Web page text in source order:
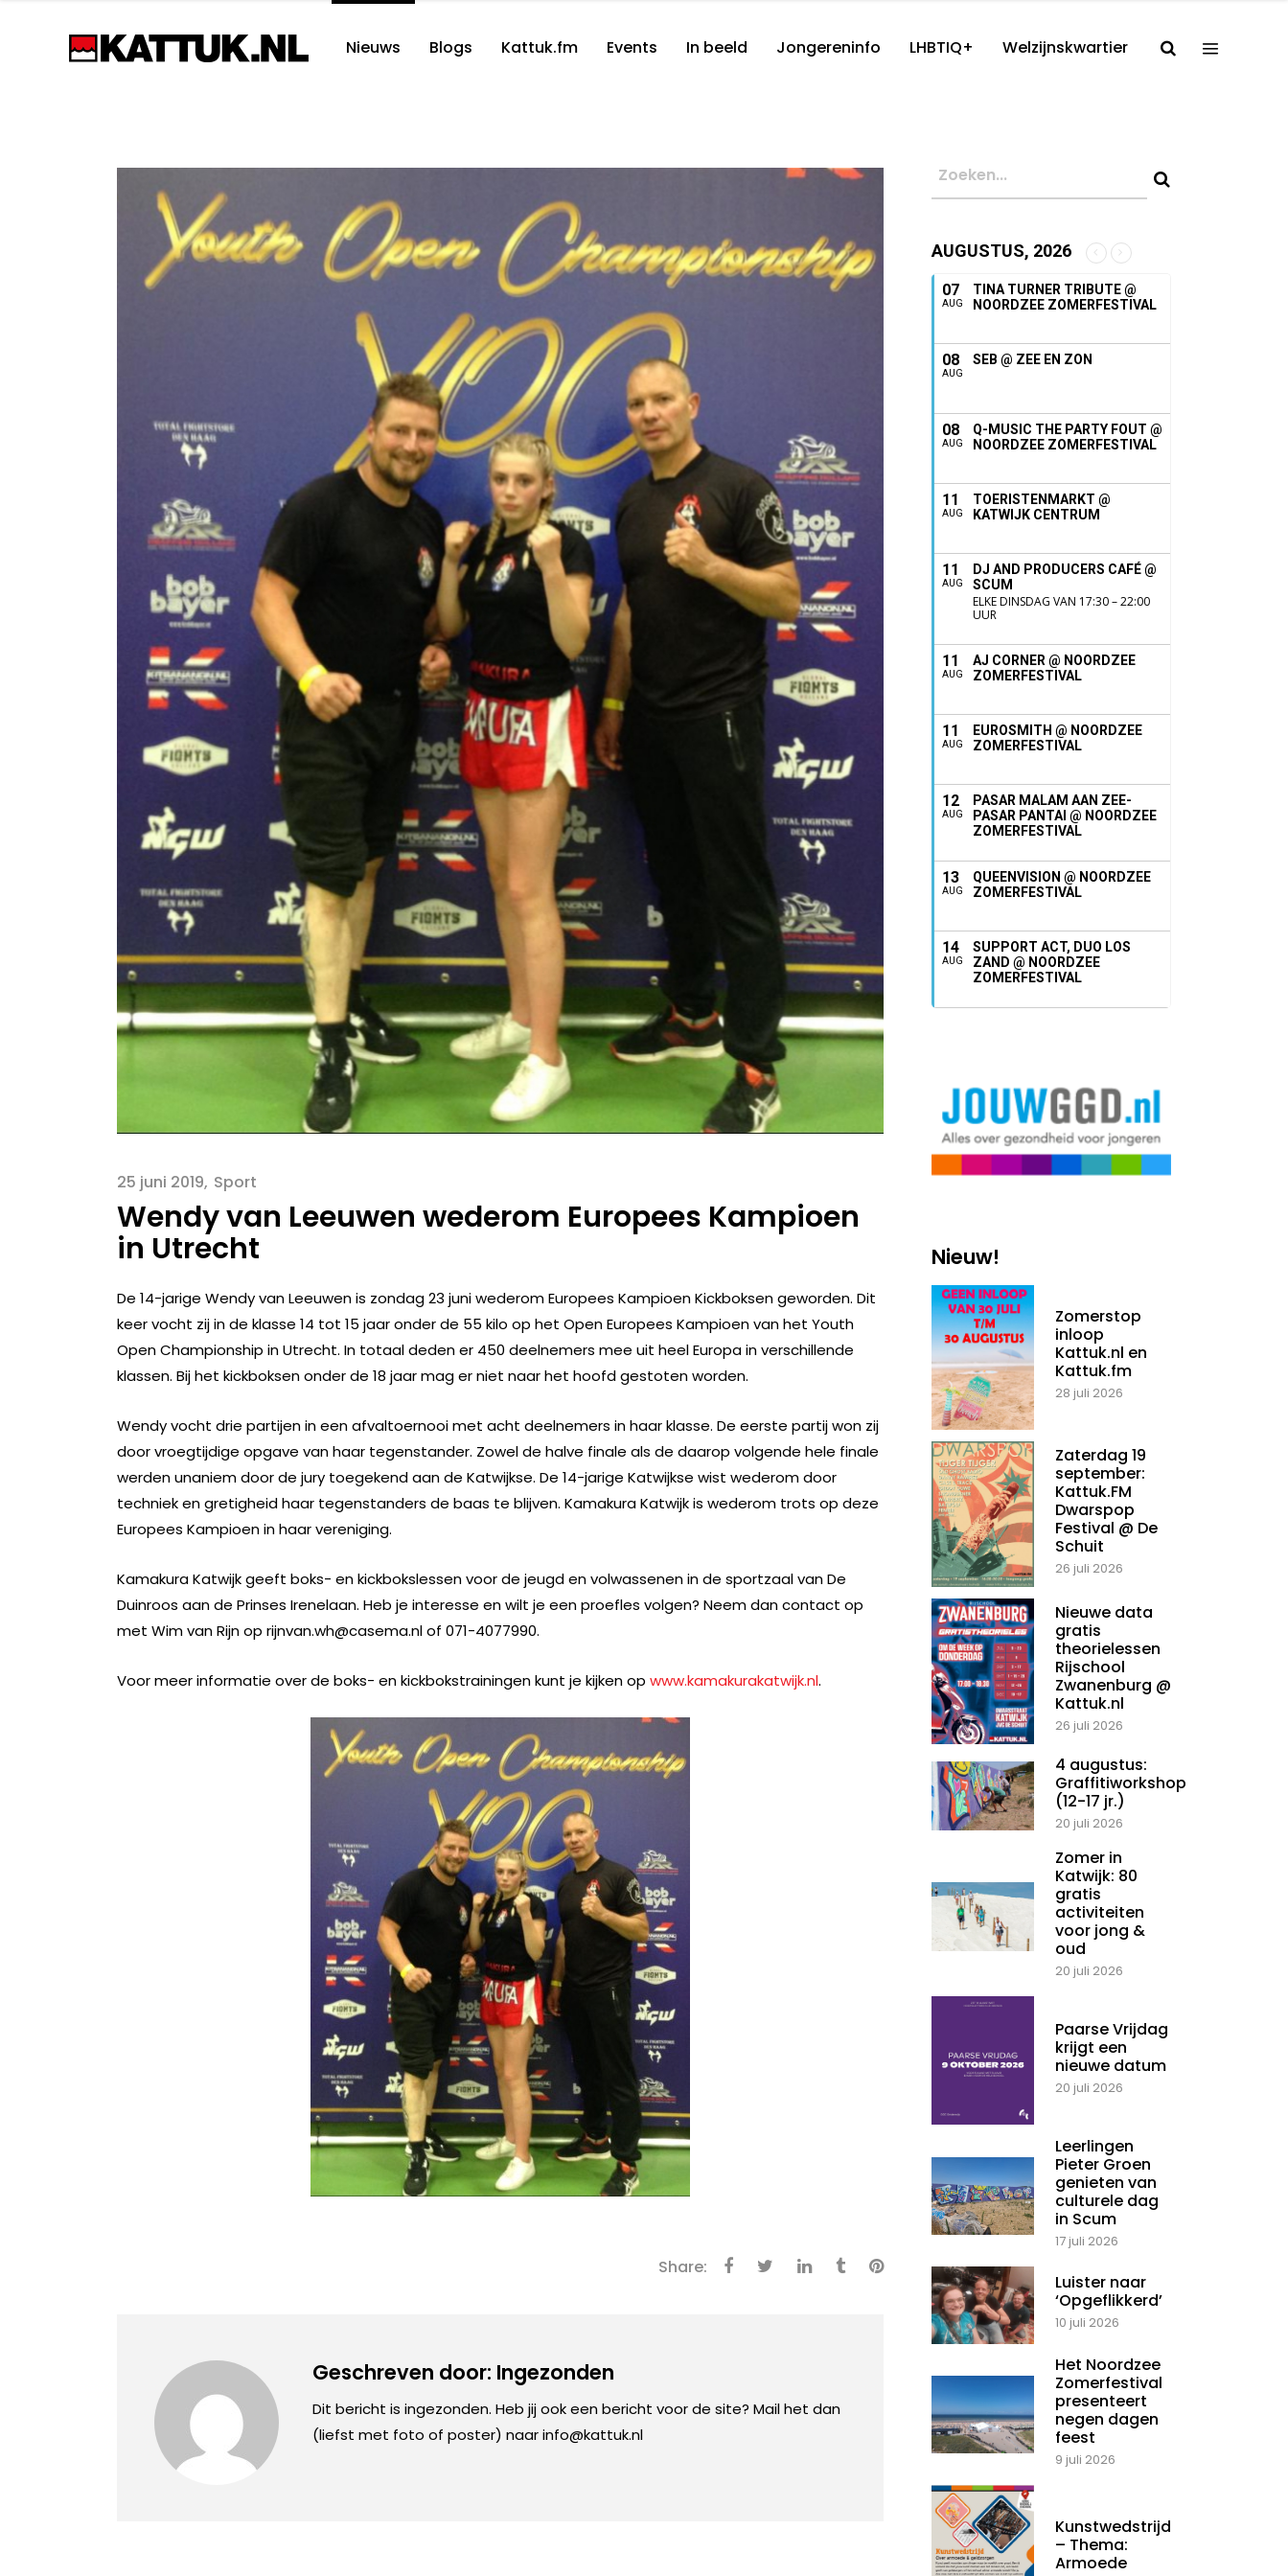
Nieuws Blogs Kattuk.fm Events In beeld Jongereninfo LHBTIQ+ Welzijnskwartier
25 juni 2019 Sport
Wendy van Leeuwen wederom Europees Kampioen
in Utrecht
De 14-jarige Wendy van Leeuwen is zondag 23 juni wederom Europees Kampioen Kickboksen geworden. Dit
keer vocht zij in de klasse 14 tot 15 jaar onder de 55 kilo op het Open Europees Kampioen van het Youth
Open Championship in Utrecht. In totaal deden er 450 deelnemers mee uit heel Europa in verschillende
klassen. Bij het kickboksen onder de 18 jaar mag er niet naar het hoofd gestoten worden.
Wendy vocht drie partijen in een afvaltoernooi met acht deelnemers in haar klasse. De eerste partij won zij
door vroegtijdige opgave van haar tegenstander. Zowel de halve finale als de daarop volgende hele finale
werden unaniem door de jury toegekend aan de Katwijkse. De 14-jarige Katwijkse wist wederom door
techniek en gretigheid haar tegenstanders de baas te blijven. Kamakura Katwijk is wederom trots op deze
Europees Kampioen in haar vereniging.
Kamakura Katwijk geeft boks- en kickbokslessen voor de jeugd en volwassenen in de sportzaal van De
Duinroos aan de Prinses Irenelaan. Heb je interesse en wilt je een proefles volgen? Neem dan contact op
met Wim van Rijn op rijnvan.wh@casema.nl of 071-4077990.
Voor meer informatie over de boks- en kickbokstrainingen kunt je kijken op www.kamakurakatwijk.nl.
Share:
Geschreven door: Ingezonden
Dit bericht is ingezonden. Heb jij ook een bericht voor de site? Mail het dan
(liefst met foto of poster) naar info@kattuk.nl
AUGUSTUS, 2026
07
AUG
TINA TURNER TRIBUTE @
NOORDZEE ZOMERFESTIVAL
08
AUG
SEB @ ZEE EN ZON
08
AUG
Q-MUSIC THE PARTY FOUT @
NOORDZEE ZOMERFESTIVAL
11
AUG
TOERISTENMARKT @
KATWIJK CENTRUM
11
AUG
DJ AND PRODUCERS CAFÉ @
SCUM
ELKE DINSDAG VAN 17:30 – 22:00
UUR
11
AUG
AJ CORNER @ NOORDZEE
ZOMERFESTIVAL
11
AUG
EUROSMITH @ NOORDZEE
ZOMERFESTIVAL
12
AUG
PASAR MALAM AAN ZEE-
PASAR PANTAI @ NOORDZEE
ZOMERFESTIVAL
13
AUG
QUEENVISION @ NOORDZEE
ZOMERFESTIVAL
14
AUG
SUPPORT ACT, DUO LOS
ZAND @ NOORDZEE
ZOMERFESTIVAL
Nieuw!
Zomerstop
inloop
Kattuk.nl en
Kattuk.fm
28 juli 2026
Zaterdag 19
september:
Kattuk.FM
Dwarspop
Festival @ De
Schuit
26 juli 2026
Nieuwe data
gratis
theorielessen
Rijschool
Zwanenburg @
Kattuk.nl
26 juli 2026
4 augustus:
Graffitiworkshop
(12-17 jr.)
20 juli 2026
Zomer in
Katwijk: 80
gratis
activiteiten
voor jong &
oud
20 juli 2026
Paarse Vrijdag
krijgt een
nieuwe datum
20 juli 2026
Leerlingen
Pieter Groen
genieten van
culturele dag
in Scum
17 juli 2026
Luister naar
‘Opgeflikkerd’
10 juli 2026
Het Noordzee
Zomerfestival
presenteert
negen dagen
feest
9 juli 2026
Kunstwedstrijd
– Thema:
Armoede